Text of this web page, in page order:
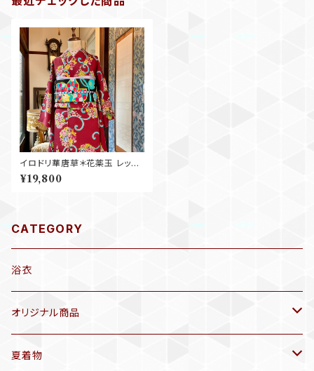
イロドリ華唐草＊花薬玉 レッド
紅 赤 緋色 桐 牡丹 芍薬 椿 菊
アンティーク小紋着物 B513
¥19,800
CATEGORY
浴衣
オリジナル商品
袷着物(10〜5月頃)
夏着物